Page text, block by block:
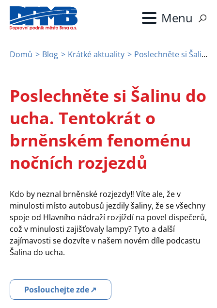
Přejít
hlavnímu
navigace
Domů Blog Krátké aktuality Poslechněte si Šalinu do ucha. Tentokrát o brněnském fenoménu nočních rozjezdů
Poslechněte si Šalinu do
ucha. Tentokrát o
brněnském fenoménu
nočních rozjezdů
Kdo by neznal brněnské rozjezdy‼️ Víte ale, že v
minulosti místo autobusů jezdily šaliny, že se všechny
spoje od Hlavního nádraží rozjíždí na povel dispečerů,
což v minulosti zajišťovaly lampy? Tyto a další
zajímavosti se dozvíte v našem novém díle podcastu
Šalina do ucha.
Poslouchejte zde